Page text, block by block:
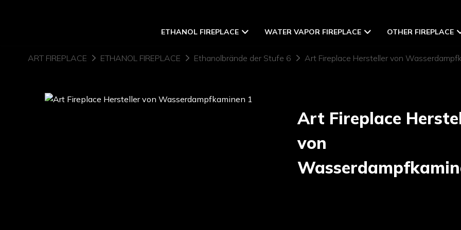
ETHANOL FIREPLACE WATER VAPOR FIREPLACE OTHER FIREPLACE
ART FIREPLACE ETHANOL FIREPLACE Ethanolbrände der Stufe 6 Art Fireplace Hersteller von
Art Fireplace
von